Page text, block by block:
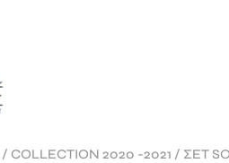
/ COLLECTION 2020 -2021 / ΣΕΤ